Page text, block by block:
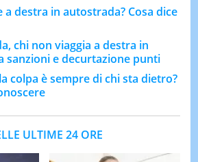
a destra in autostrada? Cosa dice
chi non viaggia a destra in
sanzioni e decurtazione punti
colpa è sempre di chi sta dietro?
ULTIME 24 ORE